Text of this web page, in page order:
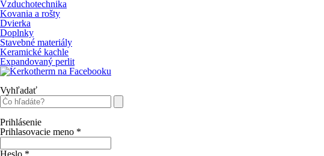
Vzduchotechnika
Kovania a rošty
Dvierka
Doplnky
Stavebné materiály
Keramické kachle
Expandovaný perlit
Vyhľadať
Prihlásenie
Prihlasovacie meno *
Heslo *